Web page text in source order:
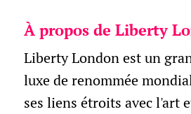
À propos de Liberty
Liberty London est un
luxe de renommée
ses liens étroits avec l'art